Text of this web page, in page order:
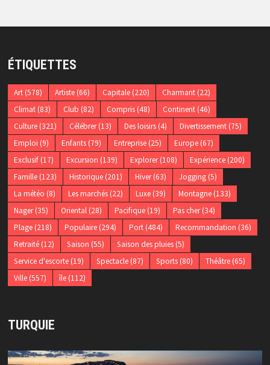
ÉTIQUETTES
Art(578) Artiste(66) Capitale(220) Charmant(22)
Climat(83) Club (82) Compris(48) Continent(46)
Culture(321) Célébrer(13) Des loisirs(4) Divertissement(75)
Emploi (9) Enfants(79) Entreprise(25) Europe(67)
Exclusif(17) Excursion (139) Explorer(108) Expérience(200)
Famille(123) Historique(201) Hiver(63) Jogging(5)
La météo (8) Les marchés(22) Luxe(39) Montagne(133)
Nager(35) Oriental(28) Pacifique(19) Pas cher(34)
Plage(218) Populaire(294) Port(484) Recommandation (36)
Retraité(12) Saison (55) Saison des pluies(5)
Service d'escorte(19) Spectacle(87) Sports(80) Théâtre(65)
Ville(557) île(112)
TURQUIE